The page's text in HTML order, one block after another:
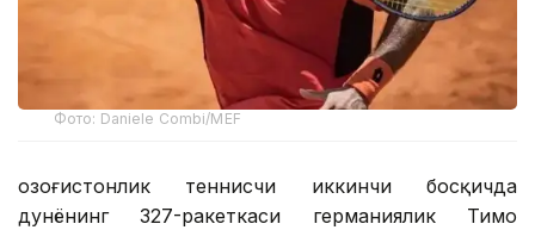
Фото: Daniele Combi/MEF
Қозоғистонлик теннисчи иккинчи босқичда
дунёнинг 327-ракеткаси германиялик Тимо